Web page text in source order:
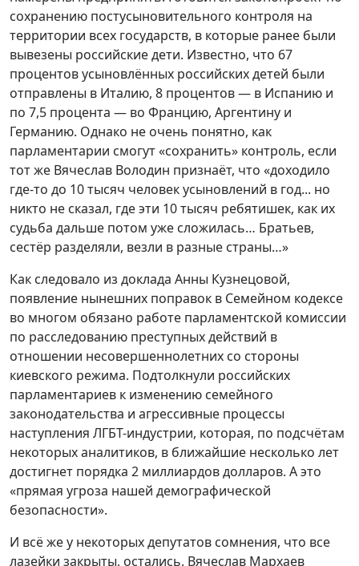
сохранению постусыновительного контроля на
территории всех государств, в которые ранее были
вывезены российские дети. Известно, что 67
процентов усыновлённых российских детей были
отправлены в Италию, 8 процентов — в Испанию и
по 7,5 процента — во Францию, Аргентину и
Германию. Однако не очень понятно, как
парламентарии смогут «сохранить» контроль, если
тот же Вячеслав Володин признаёт, что «доходило
где-то до 10 тысяч человек усыновлений в год... но
никто не сказал, где эти 10 тысяч ребятишек, как их
судьба дальше потом уже сложилась… Братьев,
сестёр разделяли, везли в разные страны…»
Как следовало из доклада Анны Кузнецовой,
появление нынешних поправок в Семейном кодексе
во многом обязано работе парламентской комиссии
по расследованию преступных действий в
отношении несовершеннолетних со стороны
киевского режима. Подтолкнули российских
парламентариев к изменению семейного
законодательства и агрессивные процессы
наступления ЛГБТ-индустрии, которая, по подсчётам
некоторых аналитиков, в ближайшие несколько лет
достигнет порядка 2 миллиардов долларов. А это
«прямая угроза нашей демографической
безопасности».
И всё же у некоторых депутатов сомнения, что все
лазейки закрыты, остались. Вячеслав Мархаев